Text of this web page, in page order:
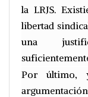
la LRJS.
libertad
una
Por último,